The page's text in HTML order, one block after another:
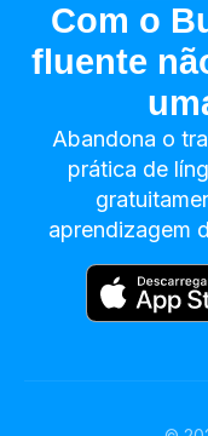
Com o
fluente
Abandona o
prática de
aprendizagem